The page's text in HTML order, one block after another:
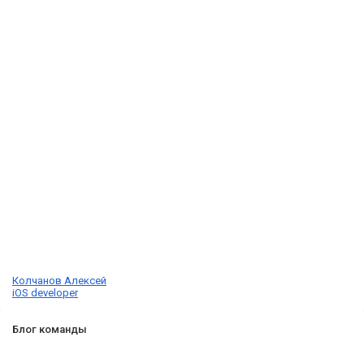
Колчанов Алексей
iOS developer
Блог команды